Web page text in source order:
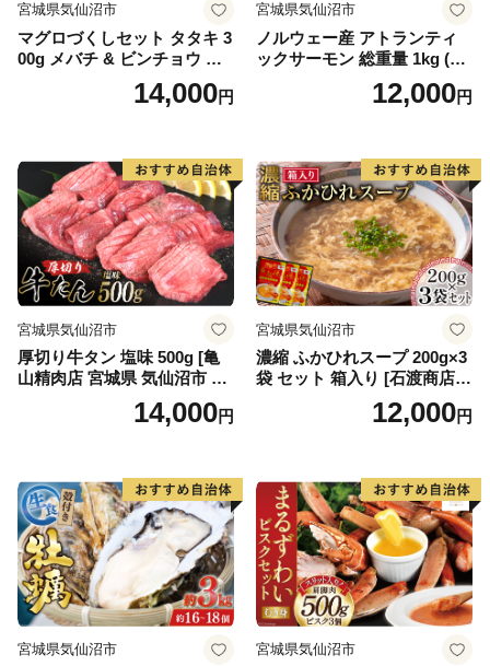
宮城県気仙沼市
マグロづくしセット タタキ 3
00g メバチ & ビンチョウ 切
り落し 各250g 計3パック 冷
凍 [畠和水産 宮城県 気仙沼市
14,000円
宮城県気仙沼市
ノルウェー産 アトランティ
ックサーモン 総重量 1kg (正
味重量850g) [カネダイ 宮城
県 気仙沼市 20565509] 魚 魚
小分け 冷凍 鮭 さけ 訳あり
ノルウェー
12,000円
宮城県気仙沼市
厚切り牛タン 塩味 500g [亀
山精肉店 宮城県 気仙沼市 20
565156] 精肉 肉 牛肉 牛たん
牛タン ぎゅうたん タン タン
14,000円
宮城県気仙沼市
濃縮 ふかひれスープ 200g×3
袋 セット 箱入り [石渡商店
宮城県 気仙沼市 20563919]
レトルト スープ ふかひれ フ
温
12,000円
宮城県気仙沼市 宮城県気仙沼市